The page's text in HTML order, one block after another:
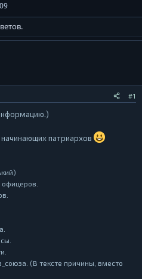
#1
патриархов
(В тексте причины, вместо